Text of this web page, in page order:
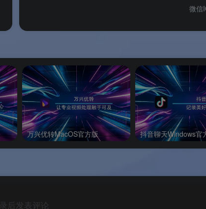
免费 面向企业和组织的长期支持版本
前最新为152.0 Beta
微信
万兴优转MacOS官方版 抖音聊天Windows官
后发表评论